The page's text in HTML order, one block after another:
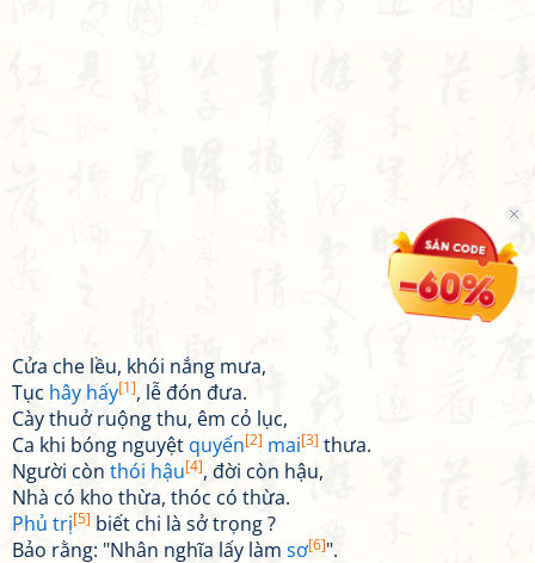
Cửa che lều, khói nắng mưa,
Tục hây hấy[1], lễ đón đưa.
Cày thuở ruộng thu, êm cỏ lục,
Ca khi bóng nguyệtquyến[2] mai[3] thưa.
Người còn thói hậu[4], đời còn hậu,
Nhà có kho thừa, thóc có thừa.
Phủ trị[5] biết chi là sở trọng ?
Bảo rằng: "Nhân nghĩa lấy làm sơ[6]".